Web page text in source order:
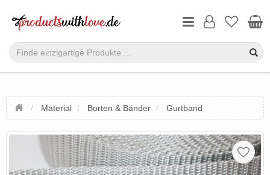
Material Borten & Bänder Gurtband